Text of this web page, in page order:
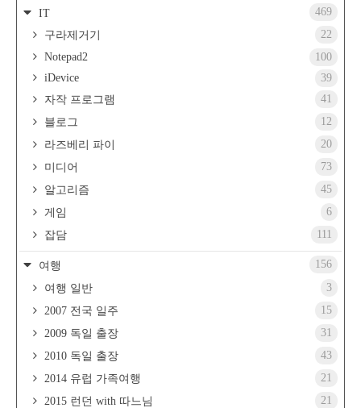
IT
469
구라제거기
22
Notepad2
100
iDevice
39
자작 프로그램
41
블로그
12
라즈베리 파이
20
미디어
73
알고리즘
45
게임
6
잡담
111
여행
156
여행 일반
3
2007 전국 일주
15
2009 독일 출장
31
2010 독일 출장
43
2014 유럽 가족여행
21
2015 런던 with 따느님
21